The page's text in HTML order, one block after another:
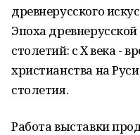
древнерусского
Эпоха
столетий: с Х века -
христианства на
столетия.
Работа выставки